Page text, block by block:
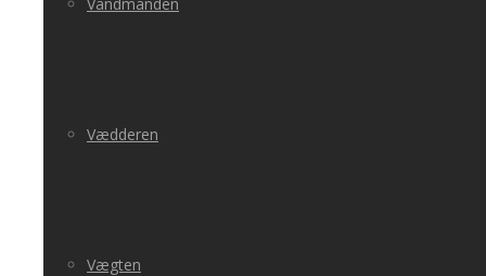
Vædderen
Vægten